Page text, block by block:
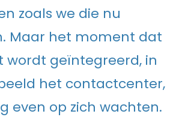
zoals we die nu
Maar het moment dat
wordt geïntegreerd, in
het contactcenter,
even op zich wachten.